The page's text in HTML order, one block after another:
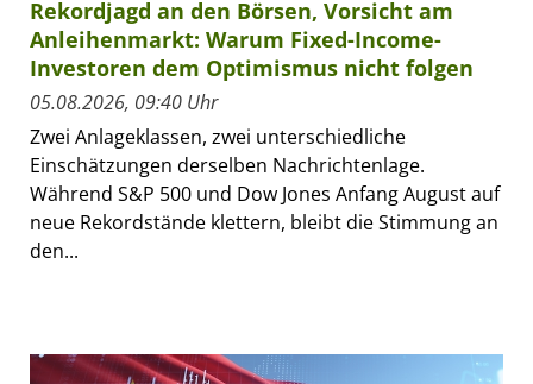
Rekordjagd an den Börsen, Vorsicht am
Anleihenmarkt: Warum Fixed-Income-
Investoren dem Optimismus nicht folgen
05.08.2026, 09:40 Uhr
Zwei Anlageklassen, zwei unterschiedliche
Einschätzungen derselben Nachrichtenlage.
Während S&P 500 und Dow Jones Anfang August auf
neue Rekordstände klettern, bleibt die Stimmung an
den...